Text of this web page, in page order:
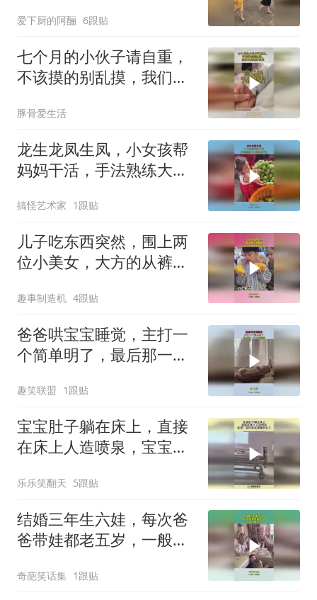
爱下厨的阿酾 6跟贴
七个月的小伙子请自重，
不该摸的别乱摸，我们只
豚骨爱生活
龙生龙凤生凤，小女孩帮
妈妈干活，手法熟练大人
搞怪艺术家 1跟贴
儿子吃东西突然，围上两
位小美女，大方的从裤兜
趣事制造机 4跟贴
爸爸哄宝宝睡觉，主打一
个简单明了，最后那一下
趣笑联盟 1跟贴
宝宝肚子躺在床上，直接
在床上人造喷泉，宝宝：
乐乐笑翻天 5跟贴
结婚三年生六娃，每次爸
爸带娃都老五岁，一般人
奇葩笑话集 1跟贴